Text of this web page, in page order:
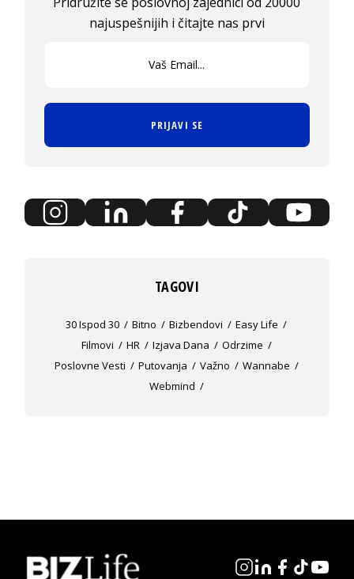
najuspešnijih i čitajte nas prvi
PRIJAVI SE
TAGOVI
30 Ispod 30 Bitno Bizbendovi
Easy Life
Filmovi
HR Izjava Dana
Odrzime
Poslovne Vesti
Putovanja Važno
Wannabe
Webmind